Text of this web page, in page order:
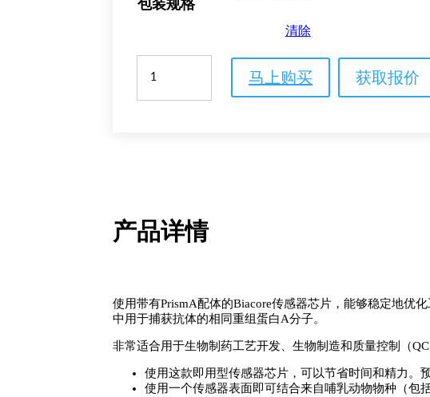
包装规格
清除
列
PrismA
马上购买 获取报价
产品详情
使用带有PrismA配体的Biacore传感器芯片，能够稳定地优
中用于捕获抗体的相同重组蛋白A分子。
非常适合用于生物制药工艺开发、生物制造和质量控制（QC
使用这款即用型传感器芯片，可以节省时间和精力。
使用一个传感器表面即可结合来自哺乳动物物种（包